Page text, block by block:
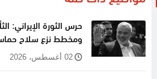
حرس الثورة الإيراني:
ومخطط نزع سلاح
02 أغسطس، 2026